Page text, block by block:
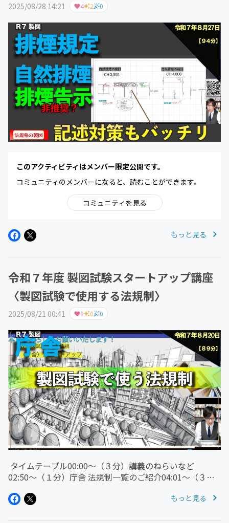
2025/08/28 14:21 4 2 0
このアクティビティはメンバー限定公開です。
コミュニティのメンバーになると、読むことができます。
コミュニティを見る
もっと見る
令和７年度 製図試験スタートアップ講座
〈製図試験で使用する法規制〉
2025/08/21 00:41 1 0 0
タイムテーブル00:00〜（３分）講義のねらいなど
02:50〜（１分）庁舎 法規制一覧のご紹介04:01〜（３
分）03 構造（法20条）11:38〜（４分）04 耐火...もっと見る